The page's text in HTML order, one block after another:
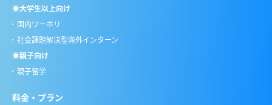
◉大学生以上向け
国内ワーホリ
社会課題解決型海外インターン
◉親子向け
親子留学
料金・プラン